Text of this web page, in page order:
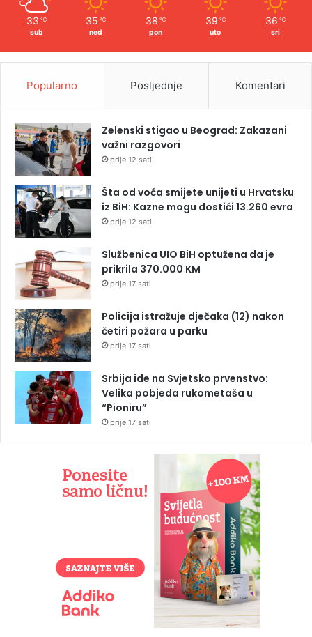
33 ℃
sub
35 ℃
ned
38 ℃
pon
39 ℃
uto
36 ℃
sri
Popularno Posljednje Komentari
Zelenski stigao u Beograd: Zakazani
važni razgovori
prije 12 sati
Šta od voća smijete unijeti u Hrvatsku
iz BiH: Kazne mogu dostići 13.260 evra
prije 12 sati
Službenica UIO BiH optužena da je
prikrila 370.000 KM
prije 17 sati
Policija istražuje dječaka (12) nakon
četiri požara u parku
prije 17 sati
Srbija ide na Svjetsko prvenstvo:
Velika pobjeda rukometaša u
“Pioniru”
prije 17 sati